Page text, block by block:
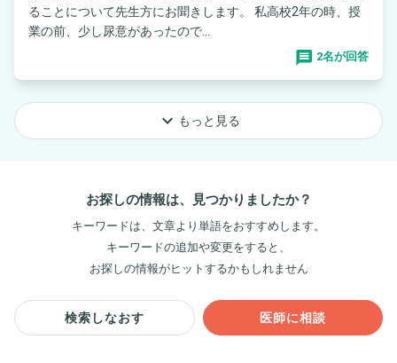
ることについて先生方にお聞きします。 私高校2年の時、授
業の前、少し尿意があったので...
2名が回答
keyboard_arrow_down もっと見る
お探しの情報は、見つかりましたか？
キーワードは、文章より単語をおすすめします。
キーワードの追加や変更をすると、
お探しの情報がヒットするかもしれません
検索しなおす 医師に相談